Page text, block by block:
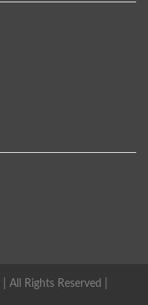
| All Rights Reserved |